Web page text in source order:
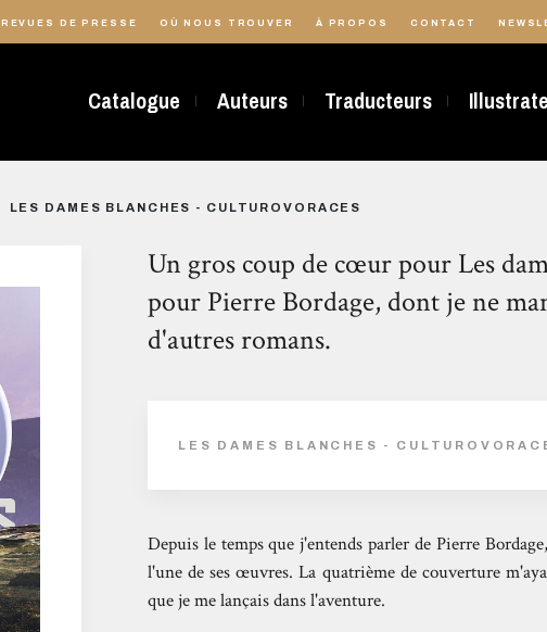
REVUES DE PRESSE OÙ NOUS TROUVER À PROPOS CONTACT
Catalogue Auteurs Traducteurs
LES DAMES BLANCHES - CULTUROVORACES
Un gros coup de cœur pour Les
pour Pierre Bordage, dont je ne
d'autres romans.
LES DAMES BLANCHES -
Depuis le temps que j'entends parler de Pierre
l'une de ses œuvres. La quatrième de couverture
que je me lançais dans l'aventure.